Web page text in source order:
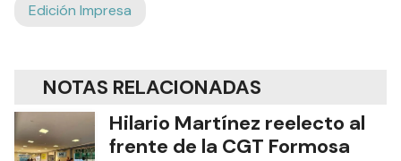
Edición Impresa
NOTAS RELACIONADAS
Hilario Martínez reelecto al
frente de la CGT Formosa